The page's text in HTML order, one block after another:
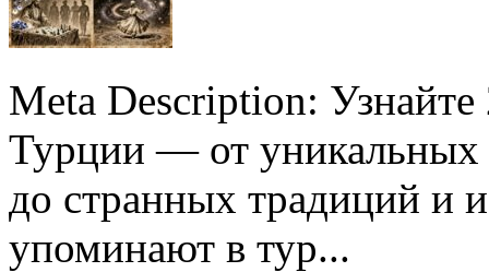
Meta Description:
Турции — от уникальных
до странных традиций и
упоминают в тур...